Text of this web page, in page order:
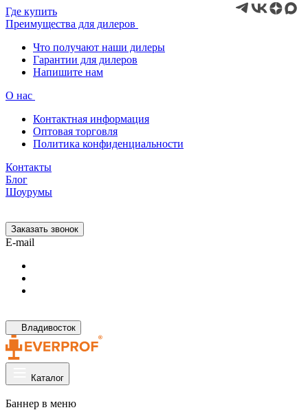
Где купить
Преимущества для дилеров
Что получают наши дилеры
Гарантии для дилеров
Напишите нам
О нас
Контактная информация
Оптовая торговля
Политика конфиденциальности
Контакты
Блог
Шоурумы
Заказать звонок
E-mail
Владивосток
Каталог
Баннер в меню